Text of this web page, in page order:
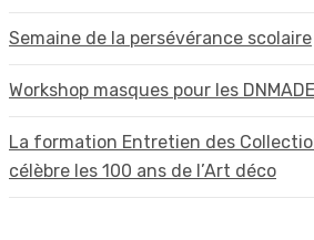
Semaine de la persévérance scolaire
Workshop masques pour les
La formation Entretien des
célèbre les 100 ans de l’Art déco